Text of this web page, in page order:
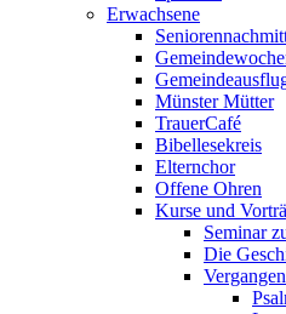
Erwachsene
Münster Mütter
TrauerCafé
Bibellesekreis
Elternchor
Offene Ohren
Kurse und
Seminar
Die